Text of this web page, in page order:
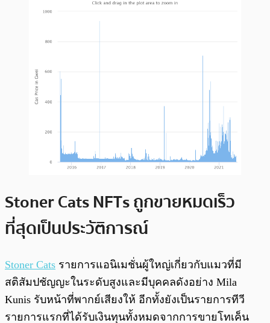
Stoner Cats NFTs ถูกขายหมดเร็ว
ที่สุดเป็นประวัติการณ์
Stoner Cats รายการแอนิเมชั่นผู้ใหญ่เกี่ยวกับแมวที่มี
สติสัมปชัญญะในระดับสูงและมีบุคคลดังอย่าง Mila
Kunis รับหน้าที่พากย์เสียงให้ อีกทั้งยังเป็นรายการทีวี
รายการแรกที่ได้รับเงินทุนทั้งหมดจากการขายโทเค็น